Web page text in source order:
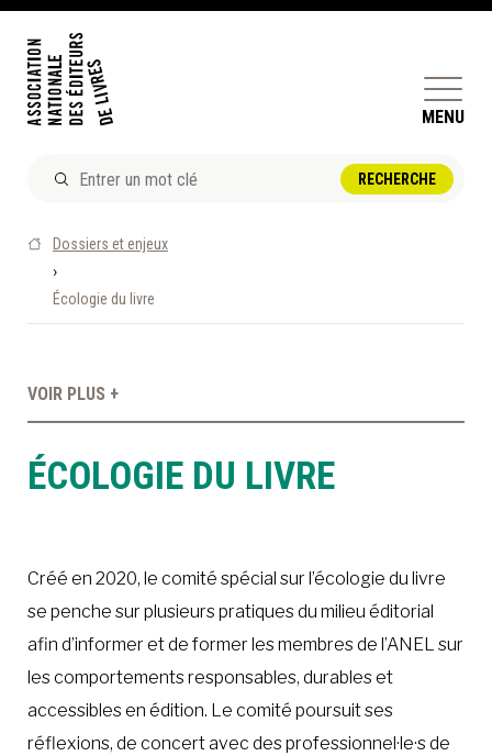
MENU
DOSSIERS ET ENJEUX
ÊTRE ÉDITEUR·TRICE
RÉPERTOIRE DES MEMBRES
CALENDRIER
À PROPOS DEVENIR MEMBRE NOUS JOINDRE
Dossiers et enjeux
›
Écologie du livre
ÉCOLOGIE DU LIVRE
Créé en 2020, le comité spécial sur l’écologie du livre
se penche sur plusieurs pratiques du milieu éditorial
afin d’informer et de former les membres de l’ANEL sur
les comportements responsables, durables et
accessibles en édition. Le comité poursuit ses
réflexions, de concert avec des professionnel·le·s de
VOIR PLUS +